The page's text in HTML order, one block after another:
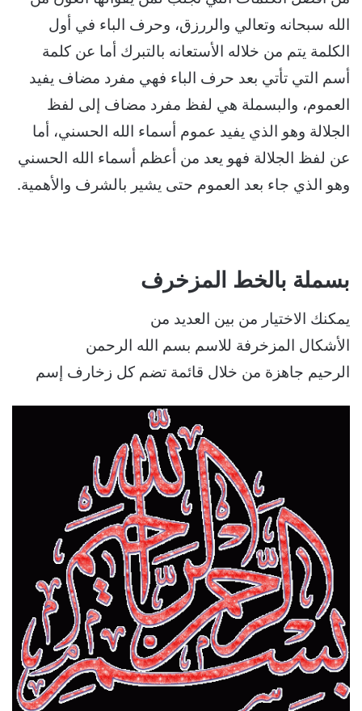
الله سبحانه وتعالي والررزق، وحرف الباء في أول
الكلمة يتم من خلاله الأستعانه بالتبرك أما عن كلمة
أسم التي تأتي بعد حرف الباء فهي مفرد مضاف يفيد
العموم، والبسملة هي لفظ مفرد مضاف إلى لفظ
الجلالة وهو الذي يفيد عموم أسماء الله الحسني، أما
عن لفظ الجلالة فهو يعد من أعظم أسماء الله الحسني
وهو الذي جاء بعد العموم حتى يشير بالشرف والأهمية.
بسملة بالخط المزخرف
يمكنك الاختيار من بين العديد من
الأشكال المزخرفة للاسم بسم الله الرحمن
الرحيم جاهزة من خلال قائمة تضم كل زخارف إسم